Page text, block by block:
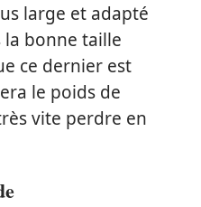
large et adapté
la bonne taille
ce dernier est
le poids de
vite perdre en